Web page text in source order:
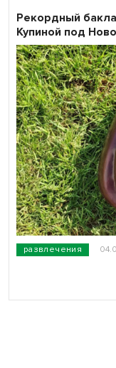
развлечения
Рекордный
Купиной под